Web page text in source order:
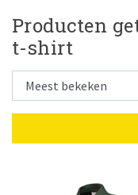
Producten
t-shirt